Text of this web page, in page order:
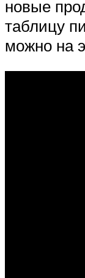
новые
таблицу
можно на